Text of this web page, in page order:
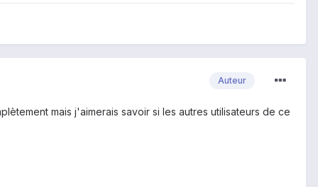
Auteur
mais j'aimerais savoir si les autres utilisateurs de ce